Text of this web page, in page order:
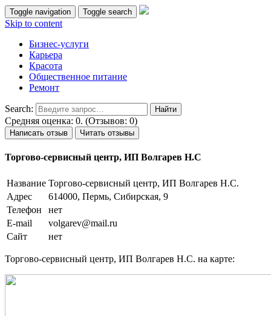
Toggle navigation Toggle search
Skip to content
Бизнес-услуги
Карьера
Красота
Общественное питание
Ремонт
Search:
Средняя оценка: 0. (Отзывов: 0)
Написать отзыв Читать отзывы
Торгово-сервисный центр, ИП Волгарев Н.С
Название Торгово-сервисный центр, ИП Волгарев Н.С.
Адрес
614000, Пермь, Сибирская, 9
Телефон
нет
E-mail
volgarev@mail.ru
Сайт
нет
Торгово-сервисный центр, ИП Волгарев Н.С. на карте: